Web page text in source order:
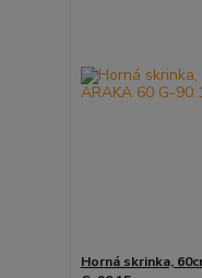
Horná skrinka,